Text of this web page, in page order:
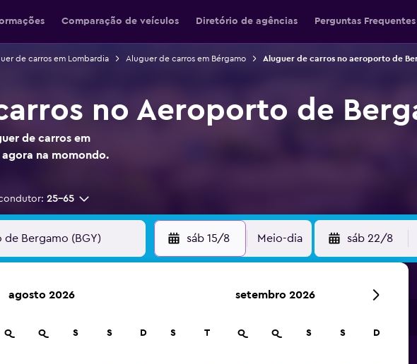
Comparação de veículos Diretório de agências Perguntas Frequentes
de carros em Lombardia Aluguer de carros em Bérgamo Aluguer de carros no aeroporto de
no Aeroporto de
de carros em
na momondo.
25-65
sáb 15/8 Meio-dia sáb 22/8
agosto 2026
Q Q S S D
setembro 2026
S T Q Q S S D